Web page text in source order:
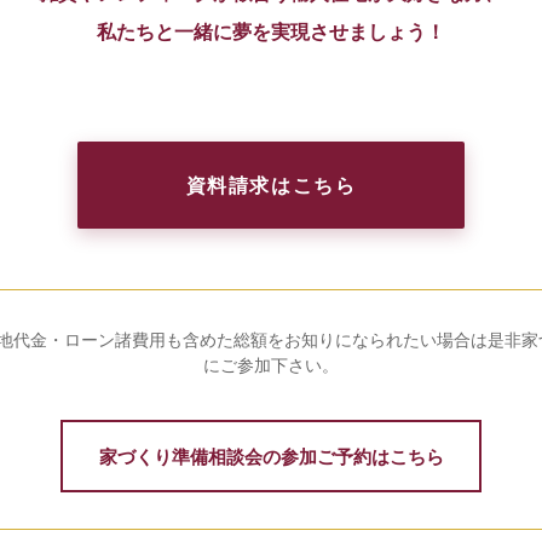
私たちと一緒に夢を実現させましょう！
資料請求はこちら
代金・ローン諸費用も含めた総額をお知りになられたい場合は是非
にご参加下さい。
家づくり準備相談会の参加ご予約はこちら